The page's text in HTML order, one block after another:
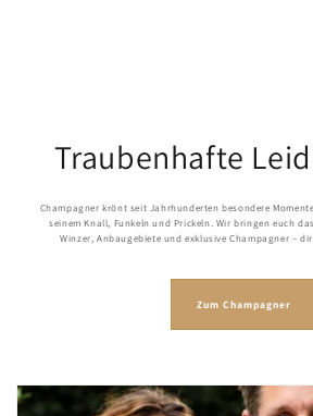
Traubenhafte
Champagner krönt seit Jahrhunderten besondere
seinem Knall, Funkeln und Prickeln. Wir bringen euch
Winzer, Anbaugebiete und exklusive Champagner –
Zum Champagner